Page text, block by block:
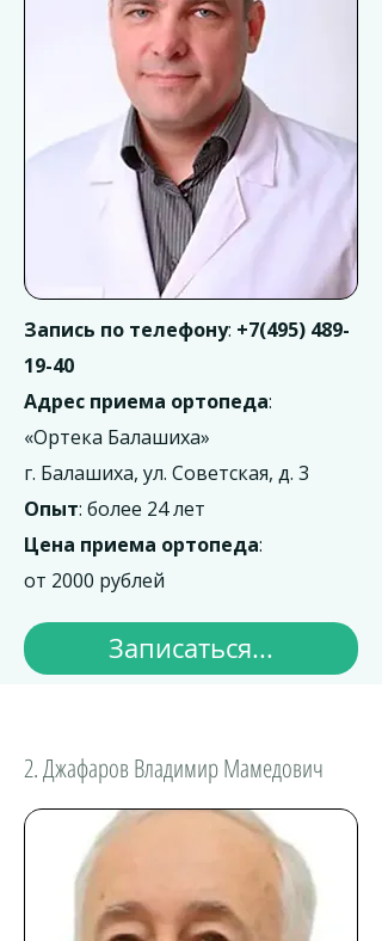
Запись по телефону: +7(495) 489-
19-40
Адрес приема ортопеда:
«Ортека Балашиха»
г. Балашиха, ул. Советская, д. 3
Опыт: более 24 лет
Цена приема ортопеда:
от 2000 рублей
Записаться...
2. Джафаров Владимир Мамедович